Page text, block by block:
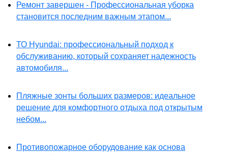
Ремонт завершен - Профессиональная уборка
становится последним важным этапом...
ТО Hyundai: профессиональный подход к
обслуживанию, который сохраняет надежность
автомобиля...
Пляжные зонты больших размеров: идеальное
решение для комфортного отдыха под открытым
небом...
Противопожарное оборудование как основа